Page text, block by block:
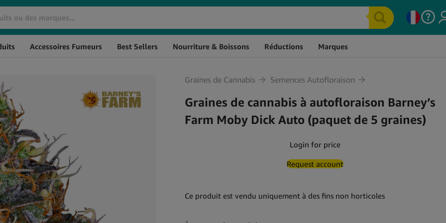
L'huile de CBD à spectre
large
Huile de CBG
Huile de CBN
Huile de CBD aromatisée
Huile de CBD Full Spectrum
Huile de CBD Naturelle
CBD pour les Cheveux
CBD Massage
CBD
Sucettes et Bonbons au
CBD
Gomme à mâcher au CBD
E-Liquides CBD
Vaporisateurs De CBD
CBD Pour Le Sport
CBD Pour Animaux
Extraits De CBD
Accessoires Fumeurs Best Sellers Nourriture & Boissons Réductions Marques
Graines de Cannabis Semences Autofloraison
Graines de cannabis à autofloraison Barney’s
Farm Moby Dick Auto (paquet de 5 graines)
Login for price
Request account
Ce produit est vendu uniquement à des fins non horticoles